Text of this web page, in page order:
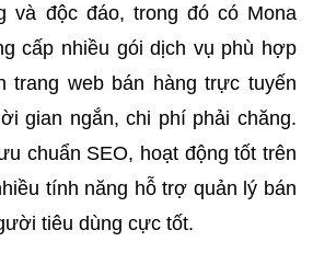
và độc đáo, trong đó có Mona
cấp nhiều gói dịch vụ phù hợp
trang web bán hàng trực tuyến
gian ngắn, chi phí phải chăng.
chuẩn SEO, hoạt động tốt trên
tính năng hỗ trợ quản lý bán
tiêu dùng cực tốt.